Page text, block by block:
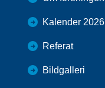
Kalender 2026
Referat
Bildgalleri